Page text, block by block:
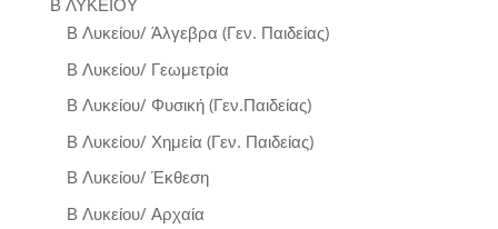
Β ΛΥΚΕΙΟΥ
Β Λυκείου/ Άλγεβρα (Γεν. Παιδείας)
Β Λυκείου/ Γεωμετρία
Β Λυκείου/ Φυσική (Γεν.Παιδείας)
Β Λυκείου/ Χημεία (Γεν. Παιδείας)
Β Λυκείου/ Έκθεση
Β Λυκείου/ Αρχαία